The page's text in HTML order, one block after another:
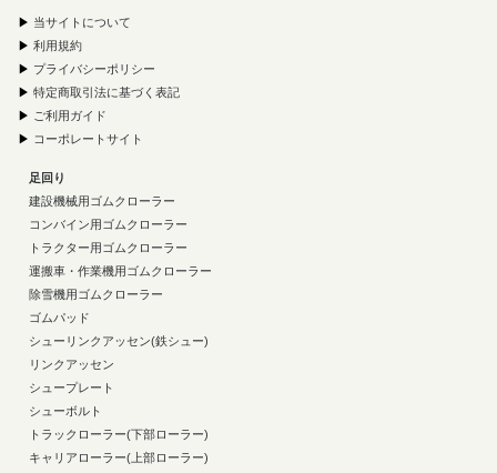
▶ 当サイトについて
▶ 利用規約
▶ プライバシーポリシー
▶ 特定商取引法に基づく表記
▶ ご利用ガイド
▶ コーポレートサイト
足回り
建設機械用ゴムクローラー
コンバイン用ゴムクローラー
トラクター用ゴムクローラー
運搬車・作業機用ゴムクローラー
除雪機用ゴムクローラー
ゴムパッド
シューリンクアッセン(鉄シュー)
リンクアッセン
シュープレート
シューボルト
トラックローラー(下部ローラー)
キャリアローラー(上部ローラー)